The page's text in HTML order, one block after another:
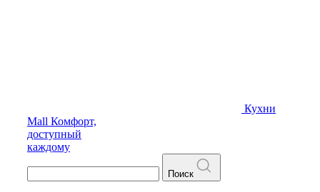
Кухни
Mall Комфорт,
доступный
каждому
Поиск